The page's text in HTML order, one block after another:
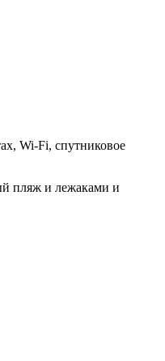
Wi-Fi, спутниковое
пляж и лежаками и